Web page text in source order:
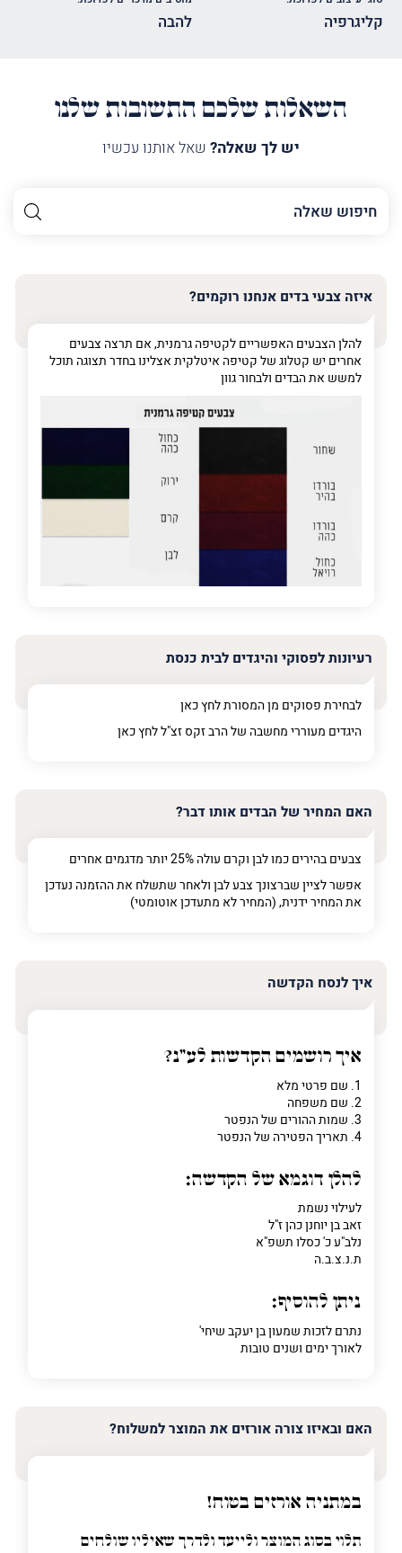
קליגרפיה להבה
השאלות שלכם התשובות שלנו
יש לך שאלה? שאל אותנו עכשיו
השם
שלך
טלפון (חובה)
פרט על מה מדובר
איזה צבעי בדים אנחנו רוקמים?
להלן הצבעים האפשריים לקטיפה גרמנית, אם תרצה צבעים
אחרים יש קטלוג של קטיפה איטלקית אצלינו בחדר תצוגה תוכל
למשש את הבדים ולבחור גוון
רעיונות לפסוקי והיגדים לבית כנסת
לבחירת פסוקים מן המסורת לחץכאן
היגדים מעוררי מחשבה של הרב זקס זצ"ל לחץכאן
האם המחיר של הבדים אותו דבר?
צבעים בהירים כמו לבן וקרם עולה 25% יותר מדגמים אחרים
אפשר לציין שברצונך צבע לבן ולאחר שתשלח את ההזמנה נעדכן
את המחיר ידנית, (המחיר לא מתעדכן אוטומטי)
איך לנסח הקדשה
איך רושמים הקדשות לע"נ?
1. שם פרטי מלא
2. שם משפחה
3. שמות ההורים של הנפטר
4. תאריך הפטירה של הנפטר
להלן דוגמא של הקדשה:
לעילוי נשמת
זאב בן יוחנן כהן ז"ל
נלב"ע כ' כסלו תשפ"א
ת.נ.צ.ב.ה
ניתן להוסיף:
נתרם לזכות שמעון בן יעקב שיחי'
לאורך ימים ושנים טובות
האם ובאיזו צורה אורזים את המוצר למשלוח?
במתניה אורזים בטוח!
תלוי בסוג המוצר ולייעד ולדרך שאיליו שולחים